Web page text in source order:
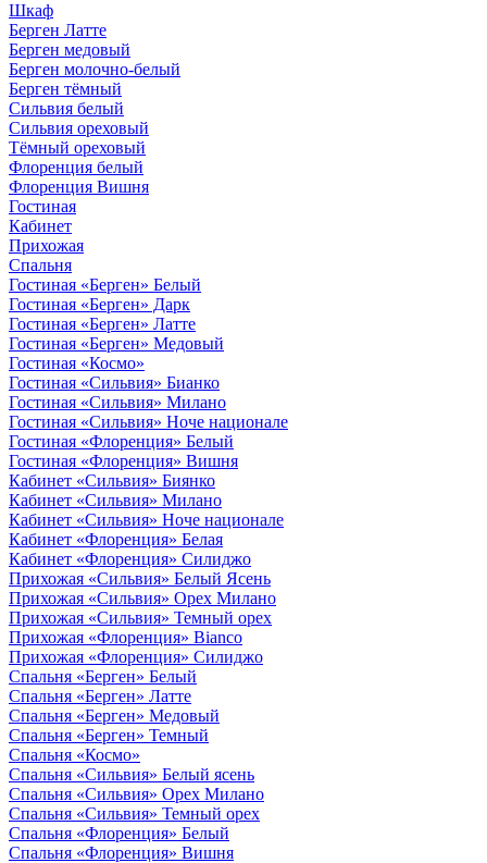
Шкаф
Берген Латте
Берген медовый
Берген молочно-белый
Берген тёмный
Сильвия белый
Сильвия ореховый
Тёмный ореховый
Флоренция белый
Флоренция Вишня
Гостиная
Кабинет
Прихожая
Спальня
Гостиная «Берген» Белый
Гостиная «Берген» Дарк
Гостиная «Берген» Латте
Гостиная «Берген» Медовый
Гостиная «Космо»
Гостиная «Сильвия» Бианко
Гостиная «Сильвия» Милано
Гостиная «Сильвия» Ноче национале
Гостиная «Флоренция» Белый
Гостиная «Флоренция» Вишня
Кабинет «Сильвия» Биянко
Кабинет «Сильвия» Милано
Кабинет «Сильвия» Ноче национале
Кабинет «Флоренция» Белая
Кабинет «Флоренция» Силиджо
Прихожая «Сильвия» Белый Ясень
Прихожая «Сильвия» Орех Милано
Прихожая «Сильвия» Темный орех
Прихожая «Флоренция» Bianco
Прихожая «Флоренция» Силиджо
Спальня «Берген» Белый
Спальня «Берген» Латте
Спальня «Берген» Медовый
Спальня «Берген» Темный
Спальня «Космо»
Спальня «Сильвия» Белый ясень
Спальня «Сильвия» Орех Милано
Спальня «Сильвия» Темный орех
Спальня «Флоренция» Белый
Спальня «Флоренция» Вишня